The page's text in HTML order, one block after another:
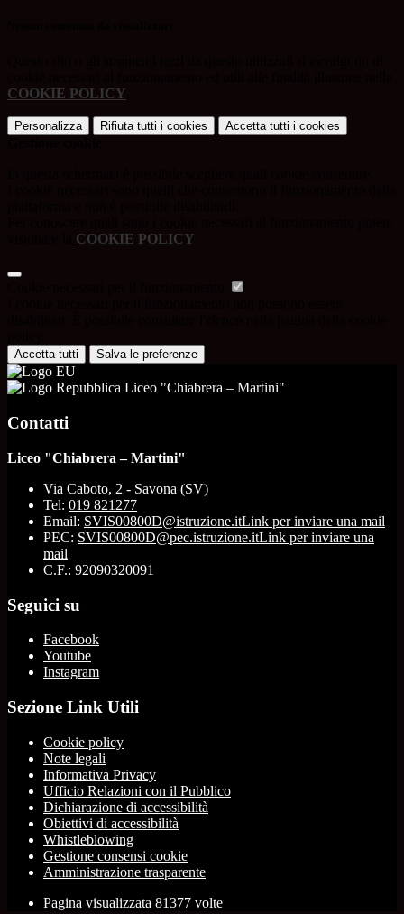
COOKIE POLICY
Personalizza Rifiuta tutti i cookies Accetta tutti i cookies
COOKIE POLICY
Accetta tutti Salva le preferenze
Liceo "Chiabrera – Martini"
Contatti
Liceo "Chiabrera – Martini"
Via Caboto, 2 - Savona (SV)
Tel: 019 821277
Email: SVIS00800D@istruzione.itLink per inviare una mail
PEC: SVIS00800D@pec.istruzione.itLink per inviare una
mail
C.F.: 92090320091
Seguici su
Facebook
Youtube
Instagram
Sezione Link Utili
Cookie policy
Note legali
Informativa Privacy
Ufficio Relazioni con il Pubblico
Dichiarazione di accessibilità
Obiettivi di accessibilità
Whistleblowing
Gestione consensi cookie
Amministrazione trasparente
Pagina visualizzata 81377 volte